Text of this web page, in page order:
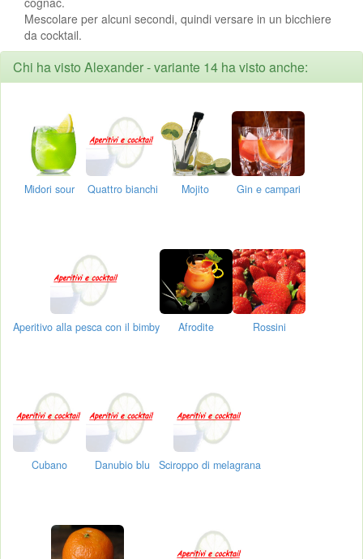
Mescolare per alcuni secondi, quindi versare in un bicchiere
da cocktail.
Chi ha visto Alexander - variante 14 ha visto anche:
Midori sour Quattro bianchi Mojito Gin e campari
Aperitivo alla pesca con il bimby Afrodite Rossini
Cubano Danubio blu Sciroppo di melagrana